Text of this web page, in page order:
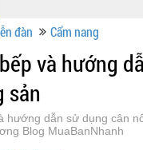
đàn Cẩm nang
và hướng
sản
hướng dẫn sử dụng cân
Blog MuaBanNhanh